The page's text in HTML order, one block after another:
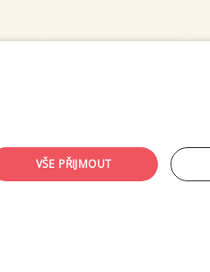
VŠE PŘIJMOUT